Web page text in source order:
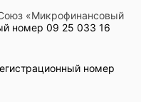
«Микрофинансовый
номер 09 25 033 16
номер